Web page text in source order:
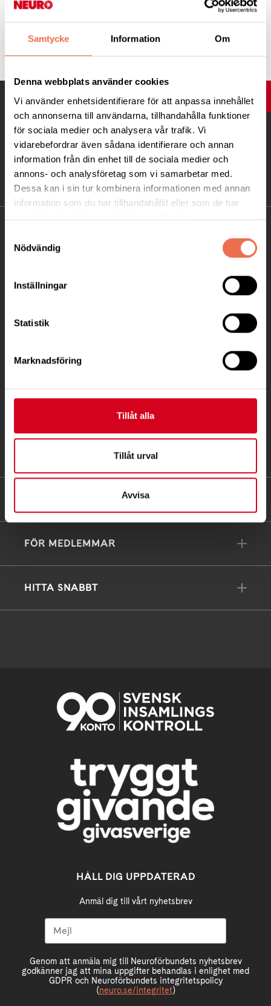
Samtycke Information Om
Denna webbplats använder cookies
Vi använder enhetsidentifierare för att anpassa innehållet
och annonserna till användarna, tillhandahålla funktioner
för sociala medier och analysera vår trafik. Vi
vidarebefordrar även sådana identifierare och annan
information från din enhet till de sociala medier och
annons- och analysföretag som vi samarbetar med.
Dessa kan i sin tur kombinera informationen med annan
information som du har tillhandahållit eller som de har
samlat in när du har använt deras tjänster.
Nödvändig
Inställningar
Statistik
Marknadsföring
Tillåt alla
Tillåt urval
Avvisa
Dagar som är fetmarkerade och med färg-prick har aktiviteter.
UPP
Telefon:08-677 70 10
Postadress:
PG 90 10 07-5 | BG 901-0075 | Swishgåva 90 100
75 | Organisationsnummer 802002-3605
FÖR MEDLEMMAR
HITTA SNABBT
HÅLL DIG UPPDATERAD
Anmäl dig till vårt nyhetsbrev
Genom att anmäla mig till Neuroförbundets nyhetsbrev
godkänner jag att mina uppgifter behandlas i enlighet med
GDPR och Neuroförbundets integritetspolicy
(neuro.se/integritet)